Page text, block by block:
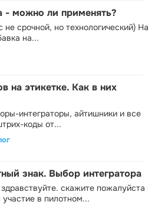
- можно ли применять?
срочной, но технологический) На
на...
на этикетке. Как в них
интеграторы, айтишники и все
коды от...
знак. Выбор интегратора
скажите пожалуйста
в пилотном...